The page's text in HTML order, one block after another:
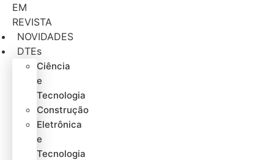
EM
REVISTA
NOVIDADES
DTEs
Ciência
e
Tecnologia
Construção
Eletrônica
e
Tecnologia